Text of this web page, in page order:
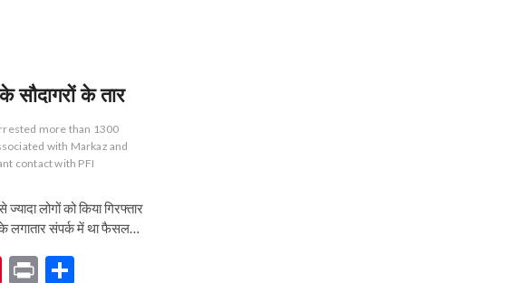
के तार
more than 1300
with Markaz and
contact with PFI
लोगों को किया गिरफ्तार
लगातार संपर्क में था फैसल…
Pi Pr